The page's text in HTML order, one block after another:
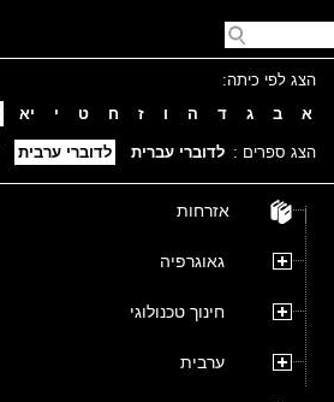
הצג לפי כיתה:
א
ב ג ד ה ו ז ח ט י יא
הצג ספרים : לדוברי עברית לדוברי ערבית
אזרחות
גאוגרפיה
חינוך טכנולוגי
ערבית